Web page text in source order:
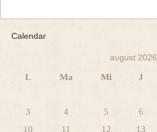
Calendar
august 2026
L Ma Mi J
3
4 5 6
10
11 12 13